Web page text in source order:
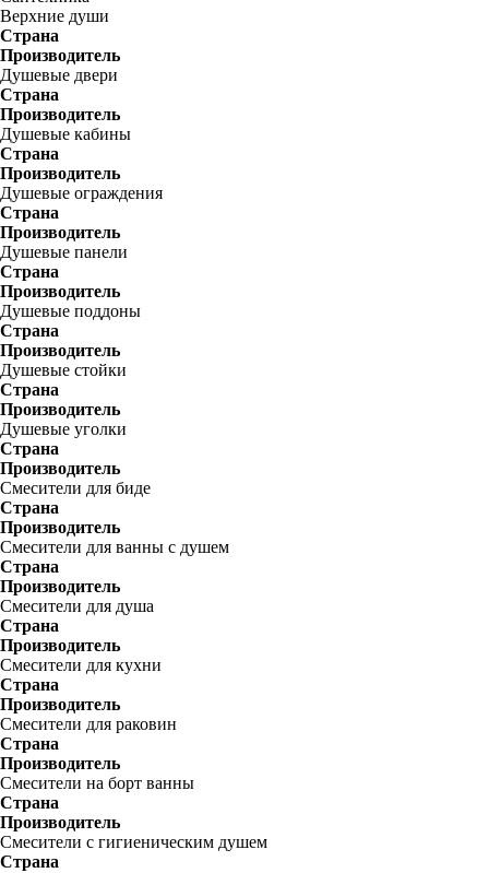
Верхние души
Страна
Производитель
Душевые двери
Страна
Производитель
Душевые кабины
Страна
Производитель
Душевые ограждения
Страна
Производитель
Душевые панели
Страна
Производитель
Душевые поддоны
Страна
Производитель
Душевые стойки
Страна
Производитель
Душевые уголки
Страна
Производитель
Смесители для биде
Страна
Производитель
Смесители для ванны с душем
Страна
Производитель
Смесители для душа
Страна
Производитель
Смесители для кухни
Страна
Производитель
Смесители для раковин
Страна
Производитель
Смесители на борт ванны
Страна
Производитель
Смесители с гигиеническим душем
Страна